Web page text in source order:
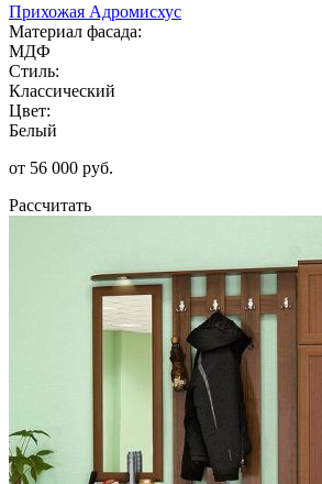
Прихожая Адромисхус
Материал фасада:
МДФ
Стиль:
Классический
Цвет:
Белый
от 56 000 руб.
Рассчитать